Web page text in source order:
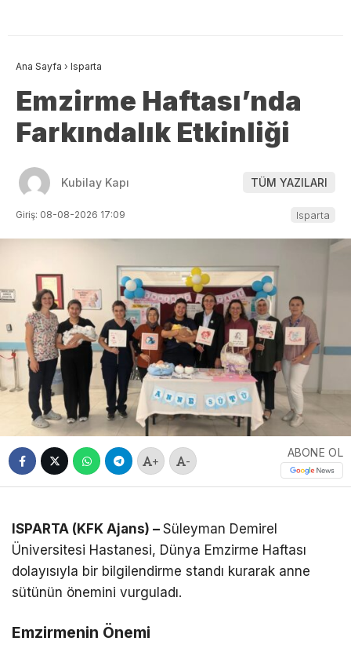
Ana Sayfa › Isparta
Emzirme Haftası’nda
Farkındalık Etkinliği
Kubilay Kapı TÜM YAZILARI
Giriş: 08-08-2026 17:09 Isparta
+ -
ABONE OL
ISPARTA (KFK Ajans) – Süleyman Demirel
Üniversitesi Hastanesi, Dünya Emzirme Haftası
dolayısıyla bir bilgilendirme standı kurarak anne
sütünün önemini vurguladı.
Emzirmenin Önemi